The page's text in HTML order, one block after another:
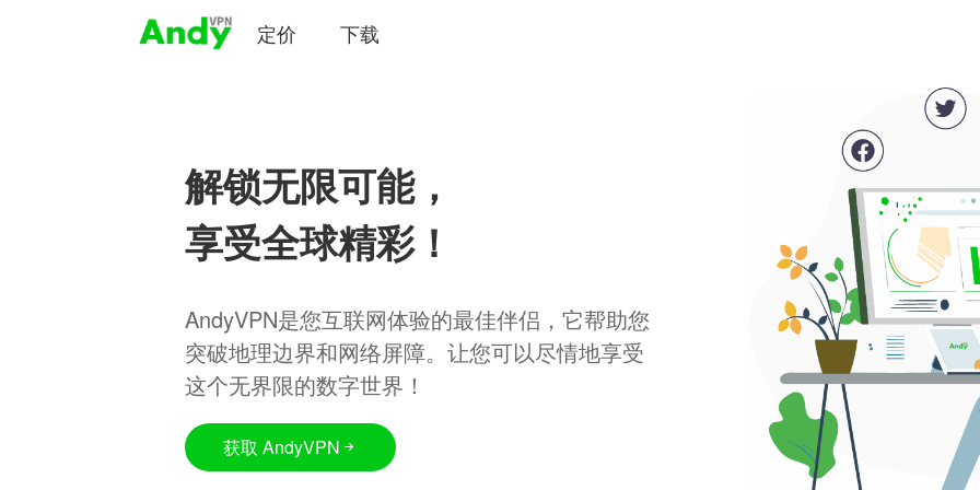
定价 下载
解锁无限可能，
享受全球精彩！
AndyVPN是您互联网体验的最佳伴侣，它帮助您
突破地理边界和网络屏障。让您可以尽情地享受
这个无界限的数字世界！
获取 AndyVPN